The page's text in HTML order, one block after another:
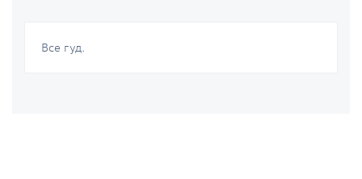
Все гуд.